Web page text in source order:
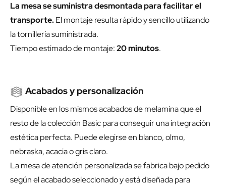
La mesa se suministra desmontada para facilitar el
transporte.El montaje resulta rápido y sencillo utilizando
la tornillería suministrada.
Tiempo estimado de montaje:20 minutos.
Acabados y personalización
Disponible en los mismos acabados de melamina que el
resto de la colección Basic para conseguir una integración
estética perfecta. Puede elegirse en blanco, olmo,
nebraska, acacia o gris claro.
La mesa de atención personalizada se fabrica bajo pedido
según el acabado seleccionado y está diseñada para